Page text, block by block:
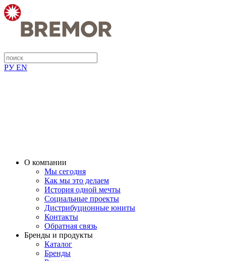
РУ EN
О компании
Мы сегодня
Как мы это делаем
История одной мечты
Социальные проекты
Дистрибуционные юниты
Контакты
Обратная связь
Бренды и продукты
Каталог
Бренды